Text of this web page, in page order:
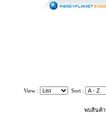
View : Sort :
พบสินค้า